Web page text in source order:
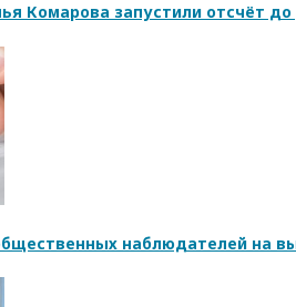
Комарова запустили отсчёт
наблюдателей на